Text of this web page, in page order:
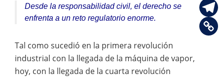
Desde la responsabilidad civil, el derecho se
enfrenta a un reto regulatorio enorme.
Tal como sucedió en la primera revolución
industrial con la llegada de la máquina de vapor,
hoy, con la llegada de la cuarta revolución